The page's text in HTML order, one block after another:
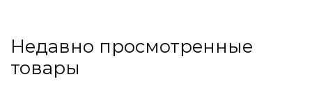
Недавно просмотренные
товары